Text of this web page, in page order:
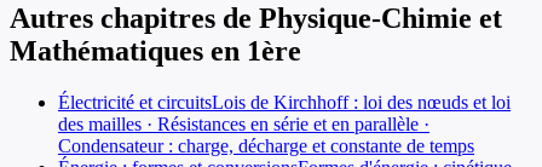
Autres chapitres de Physique-Chimie et
Mathématiques en 1ère
Électricité et circuitsLois de Kirchhoff : loi des nœuds et loi
des mailles · Résistances en série et en parallèle ·
Condensateur : charge, décharge et constante de temps